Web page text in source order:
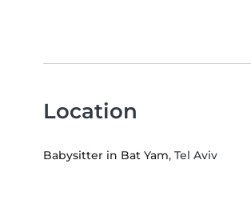
Location
Babysitter in Bat Yam, Tel Aviv